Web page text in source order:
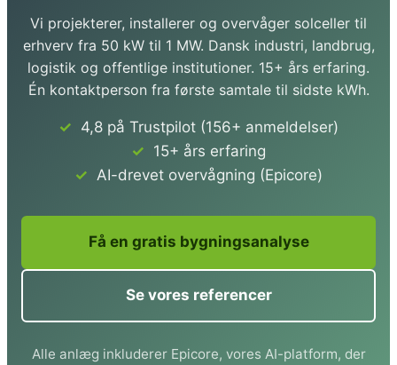
Vi projekterer, installerer og overvåger solceller til
erhverv fra 50 kW til 1 MW. Dansk industri, landbrug,
logistik og offentlige institutioner. 15+ års erfaring.
Én kontaktperson fra første samtale til sidste kWh.
4,8 på Trustpilot (156+ anmeldelser)
15+ års erfaring
AI-drevet overvågning (Epicore)
Få en gratis bygningsanalyse
Se vores referencer
Alle anlæg inkluderer Epicore, vores AI-platform, der